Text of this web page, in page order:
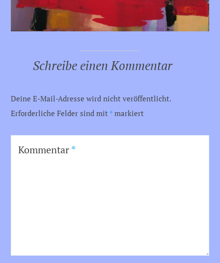
Schreibe einen Kommentar
Deine E-Mail-Adresse wird nicht veröffentlicht.
Erforderliche Felder sind mit * markiert
Kommentar*